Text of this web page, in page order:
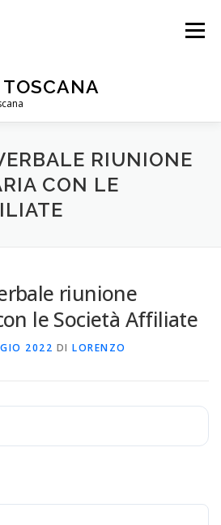
Menu
NOTIZIE EVENTI
RIUNIONE
CON LE
riunione
le Società Affiliate
2022 DI LORENZO